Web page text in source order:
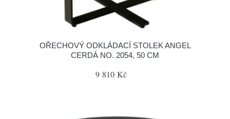
OŘECHOVÝ ODKLÁDACÍ STOLEK ANGEL
CERDÁ NO. 2054, 50 CM
9 810 Kč